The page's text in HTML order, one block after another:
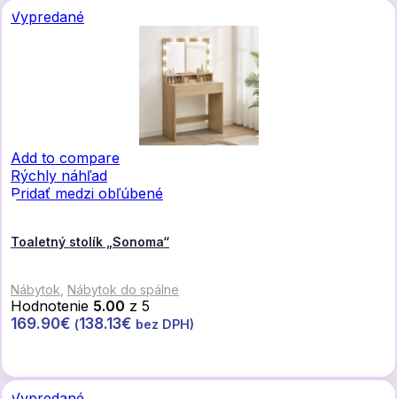
Vypredané
Add to compare
Rýchly náhľad
Pridať medzi obľúbené
Toaletný stolík „Sonoma“
Nábytok Nábytok do spálne
Hodnotenie 5.00 z 5
169.90€ (138.13€ bez DPH)